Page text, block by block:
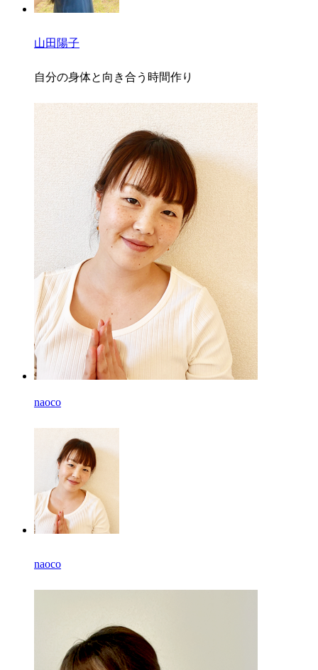
山田陽子
自分の身体と向き合う時間作り
naoco
naoco